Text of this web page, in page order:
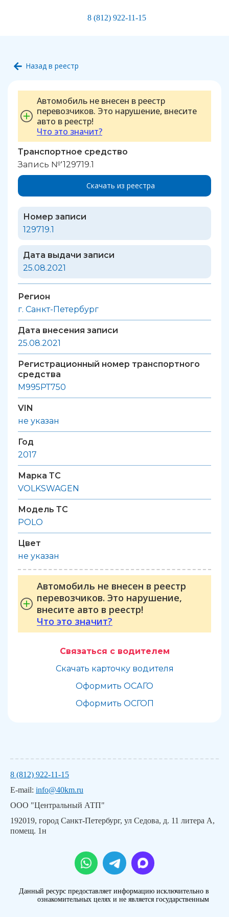
8 (812) 922-11-15
Назад в реестр
Автомобиль не внесен в реестр
перевозчиков. Это нарушение, внесите
авто в реестр!
Что это значит?
Транспортное средство
Запись №'129719.1
Скачать из реестра
Номер записи
129719.1
Дата выдачи записи
25.08.2021
Регион
г. Санкт-Петербург
Дата внесения записи
25.08.2021
Регистрационный номер транспортного
средства
М995РТ750
VIN
не указан
Год
2017
Марка ТС
VOLKSWAGEN
Модель ТС
POLO
Цвет
не указан
Автомобиль не внесен в реестр
перевозчиков. Это нарушение,
внесите авто в реестр!
Что это значит?
Связаться с водителем
Скачать карточку водителя
Оформить ОСАГО
Оформить ОСГОП
8 (812) 922-11-15
E-mail: info@40km.ru
ООО "Центральный АТП"
192019, город Санкт-Петербург, ул Седова, д. 11 литера А,
помещ. 1н
Данный ресурс предоставляет информацию исключительно в
ознакомительных целях и не является государственным